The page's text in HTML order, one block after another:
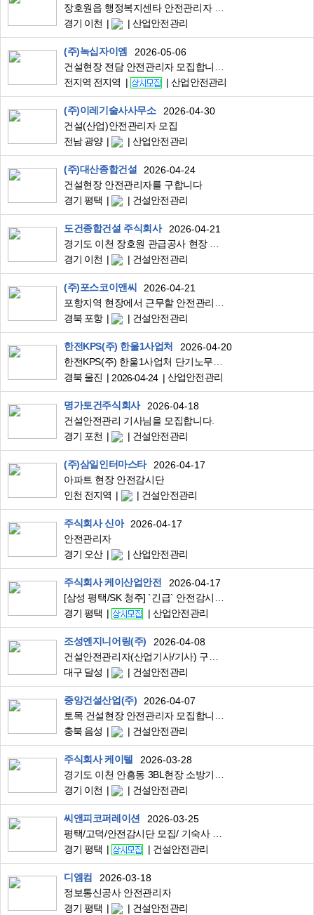
경기 이천
산업안전관리
(주)녹십자이엠
2026-05-06
전지역 전지역
산업안전관리
(주)이레기술사사무소
2026-04-30
건설(산업)안전관리자 모집
전남 광양
산업안전관리
(주)대산종합건설
2026-04-24
건설현장 안전관리자를 구합니다
경기 평택
건설안전관리
도건종합건설 주식회사
2026-04-21
경기 이천
건설안전관리
(주)포스코이앤씨
2026-04-21
경북 포항
건설안전관리
한전KPS(주) 한울1사업처
2026-04-20
경북 울진
2026-04-24 산업안전관리
명가토건주식회사
2026-04-18
건설안전관리 기사님을 모집합니다.
경기 포천
건설안전관리
(주)삼일인터마스타
2026-04-17
아파트 현장 안전감시단
인천 전지역
건설안전관리
주식회사 신아
2026-04-17
안전관리자
경기 오산
산업안전관리
주식회사 케이산업안전
2026-04-17
경기 평택
산업안전관리
조성엔지니어링(주)
2026-04-08
대구 달성
건설안전관리
중앙건설산업(주)
2026-04-07
충북 음성
건설안전관리
주식회사 케이텔
2026-03-28
경기 이천
건설안전관리
씨앤피코퍼레이션
2026-03-25
경기 평택
건설안전관리
디엠컴
2026-03-18
정보통신공사 안전관리자
경기 평택
건설안전관리